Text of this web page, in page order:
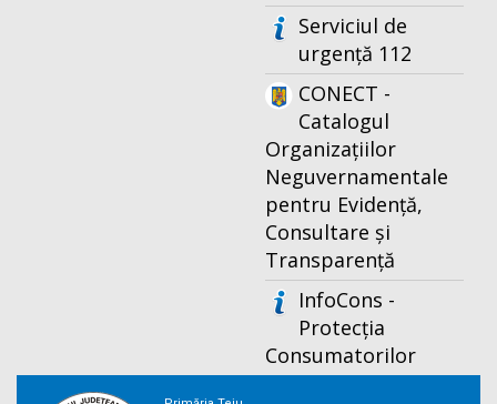
Serviciul de
urgență 112
CONECT -
Catalogul
Organizațiilor
Neguvernamentale
pentru Evidență,
Consultare și
Transparență
InfoCons -
Protecția
Consumatorilor